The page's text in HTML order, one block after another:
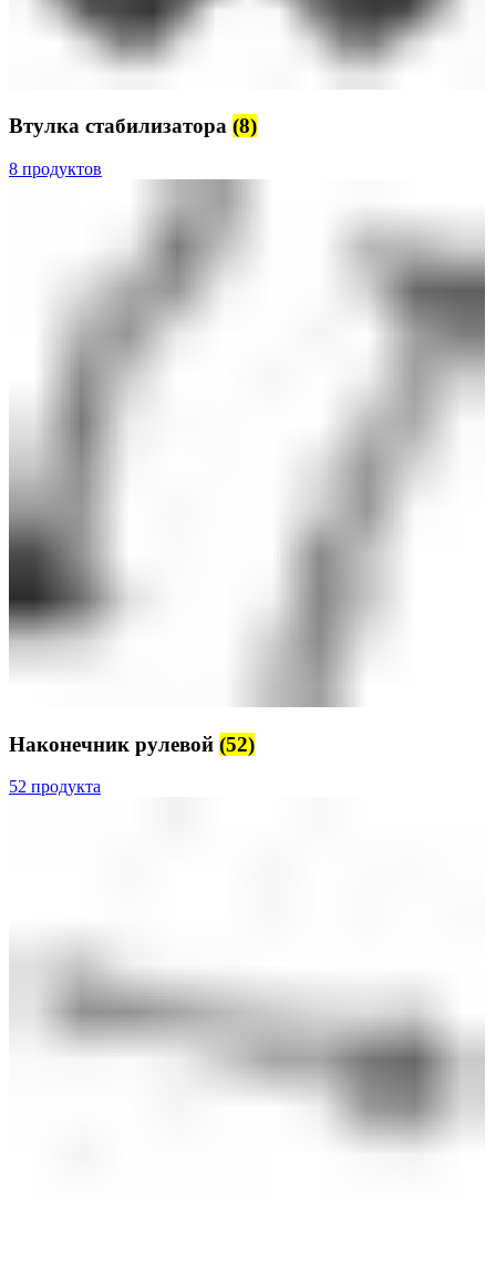
Втулка стабилизатора (8)
8 продуктов
Наконечник рулевой (52)
52 продукта